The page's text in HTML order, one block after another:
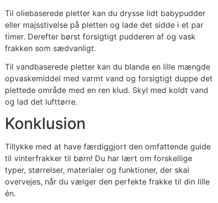
Til oliebaserede pletter kan du drysse lidt babypudder
eller majsstivelse på pletten og lade det sidde i et par
timer. Derefter børst forsigtigt pudderen af og vask
frakken som sædvanligt.
Til vandbaserede pletter kan du blande en lille mængde
opvaskemiddel med varmt vand og forsigtigt duppe det
plettede område med en ren klud. Skyl med koldt vand
og lad det lufttørre.
Konklusion
Tillykke med at have færdiggjort den omfattende guide
til vinterfrakker til børn! Du har lært om forskellige
typer, størrelser, materialer og funktioner, der skal
overvejes, når du vælger den perfekte frakke til din lille
én.